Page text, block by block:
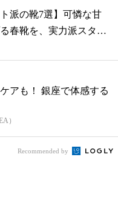
派の靴7選】可憐な甘
春靴を、実力派スタイ
アも！ 銀座で体感する
）
Recommended by